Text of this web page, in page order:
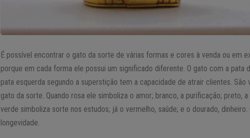
É possível encontrar o gato da sorte de várias formas e cores à venda ou em
porque em cada forma ele possui um significado diferente. O gato com a pata
pata esquerda segundo a superstição tem a capacidade de atrair clientes.
gato da sorte. Quando rosa ele simboliza o amor; branco, a purificação; preto,
verde simboliza sorte nos estudos; já o vermelho, saúde; e o dourado,
longevidade.